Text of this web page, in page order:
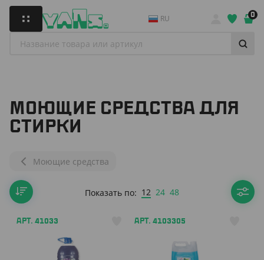
RU 0
МОЮЩИЕ СРЕДСТВА ДЛЯ
СТИРКИ
Моющие средства
Показать по: 12 24 48
АРТ. 41033 АРТ. 4103305